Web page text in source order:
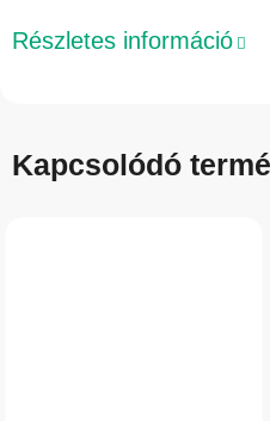
Részletes információ
Kapcsolódó